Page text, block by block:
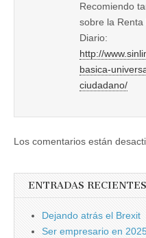
Recomiendo
sobre la Renta
Diario:
http://
basica-
ciudadano/
Los comentarios están
ENTRADAS RECIENTES
Dejando atrás el Brexit
Ser empresario en